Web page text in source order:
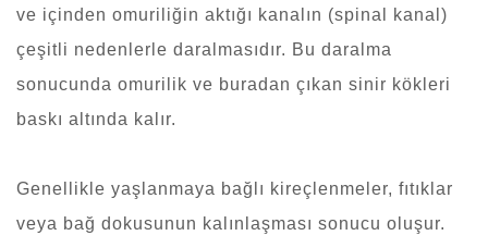
ve içinden omuriliğin aktığı kanalın (spinal kanal)
çeşitli nedenlerle daralmasıdır. Bu daralma
sonucunda omurilik ve buradan çıkan sinir kökleri
baskı altında kalır.
Genellikle yaşlanmaya bağlı kireçlenmeler, fıtıklar
veya bağ dokusunun kalınlaşması sonucu oluşur.